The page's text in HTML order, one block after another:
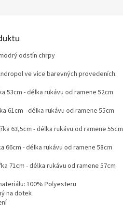
odstín chrpy
ve více barevných provedeních.
53cm - délka rukávu od ramene 52cm
61cm - délka rukávu od ramene 55cm
63,5cm - délka rukávu od ramene 55cm
66cm - délka rukávu od ramene 58cm
71cm - délka rukávu od ramene 57cm
100% Polyesteru
na dotek